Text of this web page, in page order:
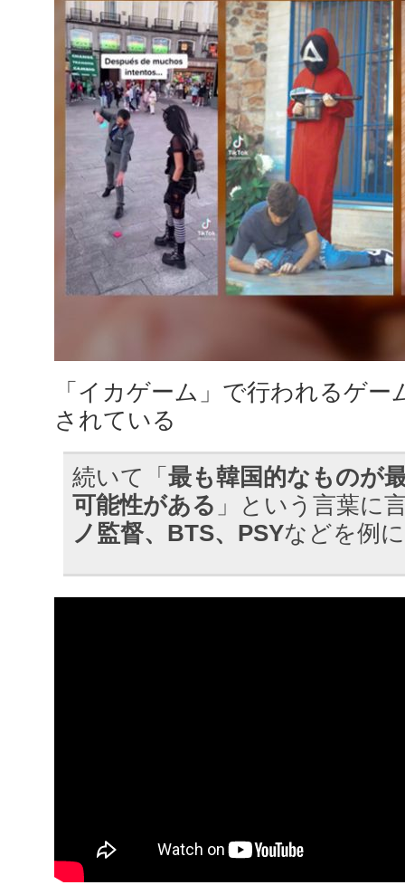
「イカゲーム」で行われるゲー
されている
続いて「 最も韓国的なものが
可能性がある 」という言葉に
ノ監督、BTS、PSYなどを例